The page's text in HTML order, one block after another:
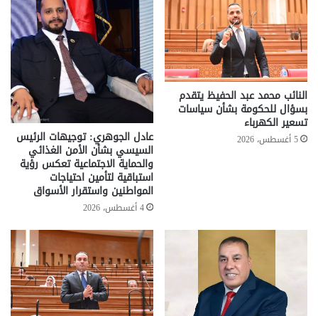
النائب محمد عبد الحفيظ يتقدم
بسؤال للحكومة بشأن سياسات
تسعير الكهرباء
5 أغسطس، 2026 عادل الجوهري: توجيهات الرئيس
السيسي بشأن الأمن الغذائي
والحماية الاجتماعية تعكس رؤية
استباقية لتأمين احتياجات
المواطنين واستقرار الأسواق
4 أغسطس، 2026